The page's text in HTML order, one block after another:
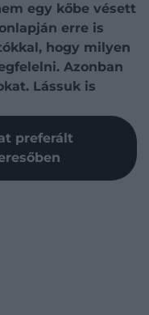
egy kőbe vésett
erre is
hogy milyen
Azonban
Lássuk is
preferált